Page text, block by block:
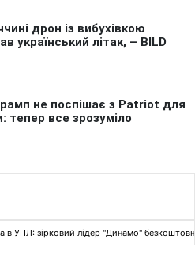
в УПЛ: зірковий лідер "Динамо"